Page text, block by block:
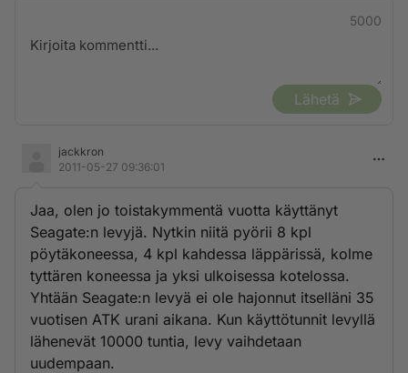
5000
Lähetä
jackkron
2011-05-27 09:36:01
Jaa, olen jo toistakymmentä vuotta käyttänyt
Seagate:n levyjä. Nytkin niitä pyörii 8 kpl
pöytäkoneessa, 4 kpl kahdessa läppärissä, kolme
tyttären koneessa ja yksi ulkoisessa kotelossa.
Yhtään Seagate:n levyä ei ole hajonnut itselläni 35
vuotisen ATK urani aikana. Kun käyttötunnit levyllä
lähenevät 10000 tuntia, levy vaihdetaan
uudempaan.